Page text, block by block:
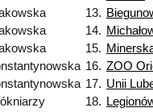
13.
14.
15.
16. ZOO
17. Unii
18.